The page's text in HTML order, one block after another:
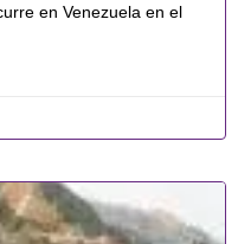
en Venezuela en el